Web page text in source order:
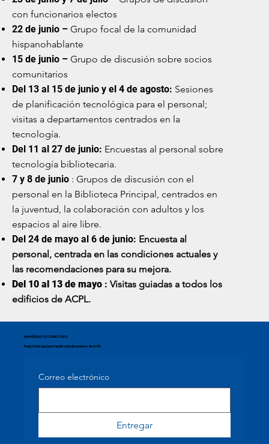
con funcionarios electos
22 de junio –Grupo focal de la comunidad
hispanohablante
15 de junio –Grupo de discusión sobre socios
comunitarios
Del 13 al 15 de junio y el 4 de agosto: Sesiones
de planificación tecnológica para el personal;
visitas a departamentos centrados en la
tecnología.
Del 11 al 27 de junio: Encuestas al personal sobre
tecnología bibliotecaria.
7 y 8 de junio: Grupos de discusión con el
personal en la Biblioteca Principal, centrados en
la juventud, la colaboración con adultos y los
espacios al aire libre.
Del 24 de mayo al 6 de junio: Encuesta al
personal, centrada en las condiciones actuales y
las recomendaciones para su mejora.
Del 10 al 13 de mayo : Visitas guiadas a todos los
edificios de ACPL.
MANTÉNGASE CONECTADO
Regístrate aquí para recibir actualizaciones de ACPL.
Correo electrónico
Entregar